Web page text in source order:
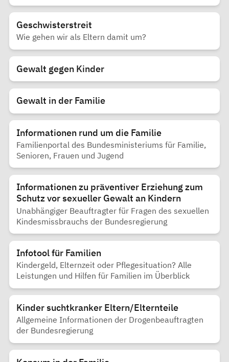
Geschwisterstreit
Wie gehen wir als Eltern damit um?
Gewalt gegen Kinder
Gewalt in der Familie
Informationen rund um die Familie
Familienportal des Bundesministeriums für Familie,
Senioren, Frauen und Jugend
Informationen zu präventiver Erziehung zum
Schutz vor sexueller Gewalt an Kindern
Unabhängiger Beauftragter für Fragen des sexuellen
Kindesmissbrauchs der Bundesregierung
Infotool für Familien
Kindergeld, Elternzeit oder Pflegesituation? Alle
Leistungen und Hilfen für Familien im Überblick
Kinder suchtkranker Eltern/Elternteile
Allgemeine Informationen der Drogenbeauftragten
der Bundesregierung